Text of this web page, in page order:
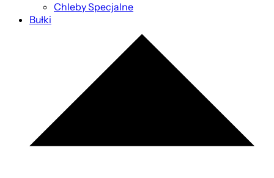
Chleby Specjalne
Bułki